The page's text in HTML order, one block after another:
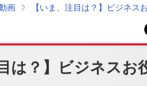
画 【いま、注目は？】ビジネス
は？】ビジネス